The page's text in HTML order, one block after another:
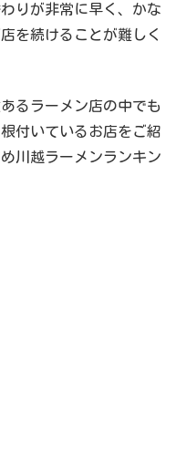
りが非常に早く、かな
を続けることが難しく
るラーメン店の中でも
付いているお店をご紹
川越ラーメンランキン